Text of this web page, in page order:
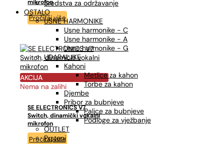
Sredstva za održavanje
OSTALO
USNE HARMONIKE
Usne harmonike - C
Usne harmonike - A
Usne harmonike - G
UDARALJKE
Kahoni
Metlice za kahon
Torbe za kahon
Djembe
Pribor za bubnjeve
Palice za bubnjeve
Podloge za vježbanje
OUTLET
Prsteni
mikrofon
Pročitaj više
AKCIJA
Nema na zalihi
SE ELECTRONICS V7
Switch, dinamički vokalni
mikrofon
Pročitaj više